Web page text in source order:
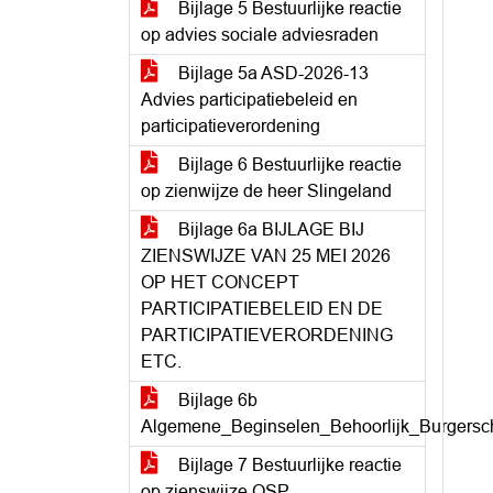
Bijlage 5 Bestuurlijke reactie
op advies sociale adviesraden
Bijlage 5a ASD-2026-13
Advies participatiebeleid en
participatieverordening
Bijlage 6 Bestuurlijke reactie
op zienwijze de heer Slingeland
Bijlage 6a BIJLAGE BIJ
ZIENSWIJZE VAN 25 MEI 2026
OP HET CONCEPT
PARTICIPATIEBELEID EN DE
PARTICIPATIEVERORDENING
ETC.
Bijlage 6b
Bijlage 7 Bestuurlijke reactie